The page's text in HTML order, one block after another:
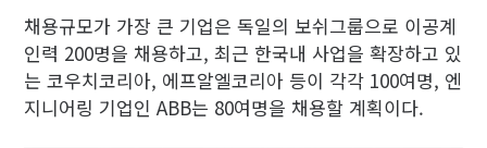
채용규모가 가장 큰 기업은 독일의 보쉬그룹으로 이공계
인력 200명을 채용하고, 최근 한국내 사업을 확장하고 있
는 코우치코리아, 에프알엘코리아 등이 각각 100여명, 엔
지니어링 기업인 ABB는 80여명을 채용할 계획이다.